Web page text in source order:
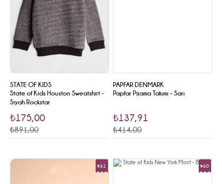
STATE OF KIDS
State of Kids Houston Sweatshirt -
Siyah Rockstar
₺175,00
₺891,00
PAPFAR DENMARK
Papfar Pijama Takımı - Sarı
₺137,91
₺414,00
%61 %60